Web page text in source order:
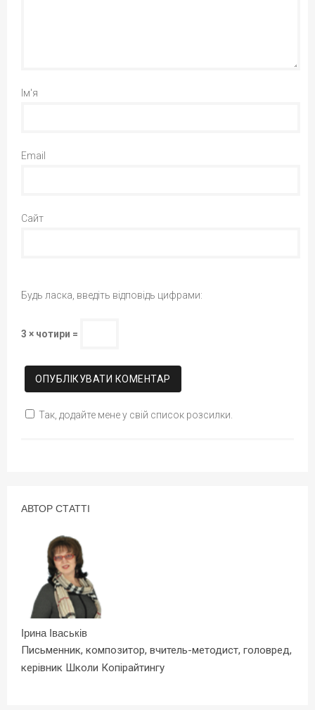
Ім'я
Email
Сайт
Будь ласка, введіть відповідь цифрами:
3 × чотири =
Так, додайте мене у свій список розсилки.
АВТОР СТАТТІ
Ірина Іваськів
Письменник, композитор, вчитель-методист, головред,
керівник Школи Копірайтингу